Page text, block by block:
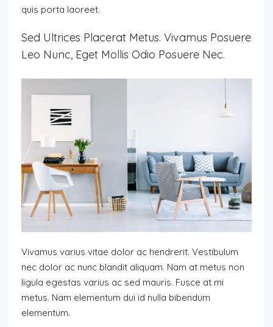
quis porta laoreet.
Sed Ultrices Placerat Metus. Vivamus Posuere
Leo Nunc, Eget Mollis Odio Posuere Nec.
Vivamus varius vitae dolor ac hendrerit. Vestibulum
nec dolor ac nunc blandit aliquam. Nam at metus non
ligula egestas varius ac sed mauris. Fusce at mi
metus. Nam elementum dui id nulla bibendum
elementum.